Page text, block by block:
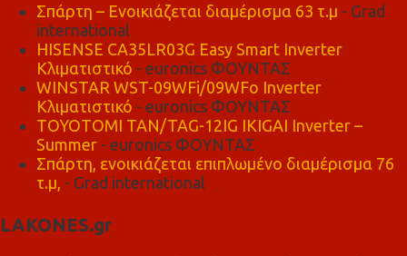
Σπάρτη – Ενοικιάζεται διαμέρισμα 63 τ.μ - Grad
international
HISENSE CA35LR03G Easy Smart Inverter
Κλιματιστικό - euronics ΦΟΥΝΤΑΣ
WINSTAR WST-09WFi/09WFo Inverter
Κλιματιστικό - euronics ΦΟΥΝΤΑΣ
TOYOTOMI TAN/TAG-12IG IKIGAI Inverter –
Summer - euronics ΦΟΥΝΤΑΣ
Σπάρτη, ενοικιάζεται επιπλωμένο διαμέρισμα 76
τ.μ, - Grad international
LAKONES.gr